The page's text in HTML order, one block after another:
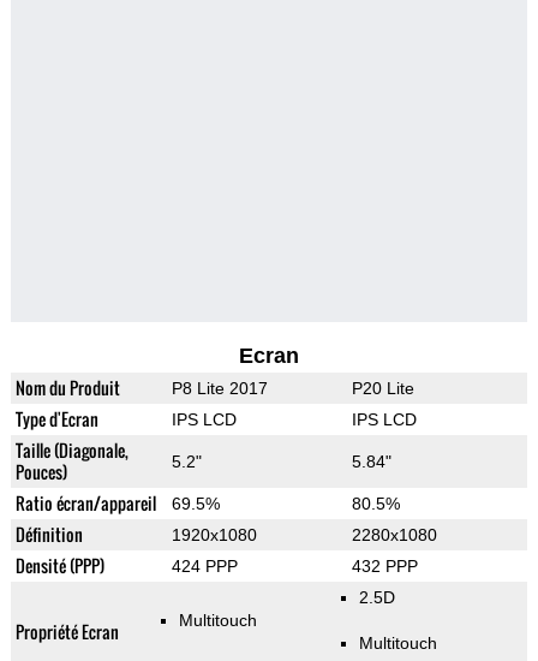
Ecran
Nom du Produit P8 Lite 2017 P20 Lite
Type d'Ecran IPS LCD IPS LCD
Taille (Diagonale,
Pouces)
5.2" 5.84"
Ratio écran/appareil 69.5% 80.5%
Définition 1920x1080 2280x1080
Densité (PPP) 424 PPP 432 PPP
Propriété Ecran Multitouch
2.5D
Multitouch